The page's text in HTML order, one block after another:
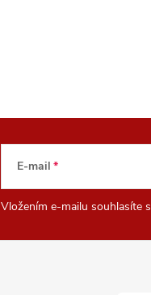
E-mail
Vložením e-mailu souhlasíte s